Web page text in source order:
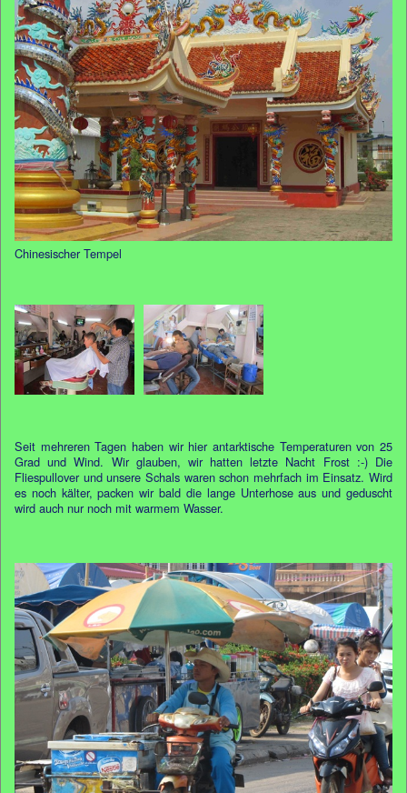
Chinesischer Tempel
Seit mehreren Tagen haben wir hier antarktische Temperaturen von 25
Grad und Wind. Wir glauben, wir hatten letzte Nacht Frost :-) Die
Fliespullover und unsere Schals waren schon mehrfach im Einsatz. Wird
es noch kälter, packen wir bald die lange Unterhose aus und geduscht
wird auch nur noch mit warmem Wasser.